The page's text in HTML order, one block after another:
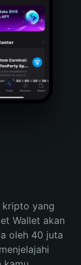
kripto yang
Wallet akan
oleh 40 juta